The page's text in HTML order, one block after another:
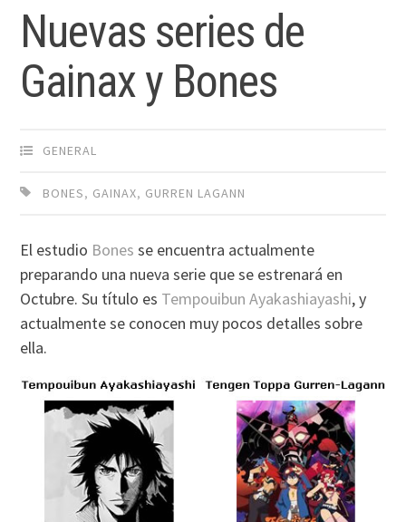
Nuevas series de
Gainax y Bones
GENERAL
BONES, GAINAX, GURREN LAGANN
El estudio Bones se encuentra actualmente
preparando una nueva serie que se estrenará en
Octubre. Su título es Tempouibun Ayakashiayashi, y
actualmente se conocen muy pocos detalles sobre
ella.